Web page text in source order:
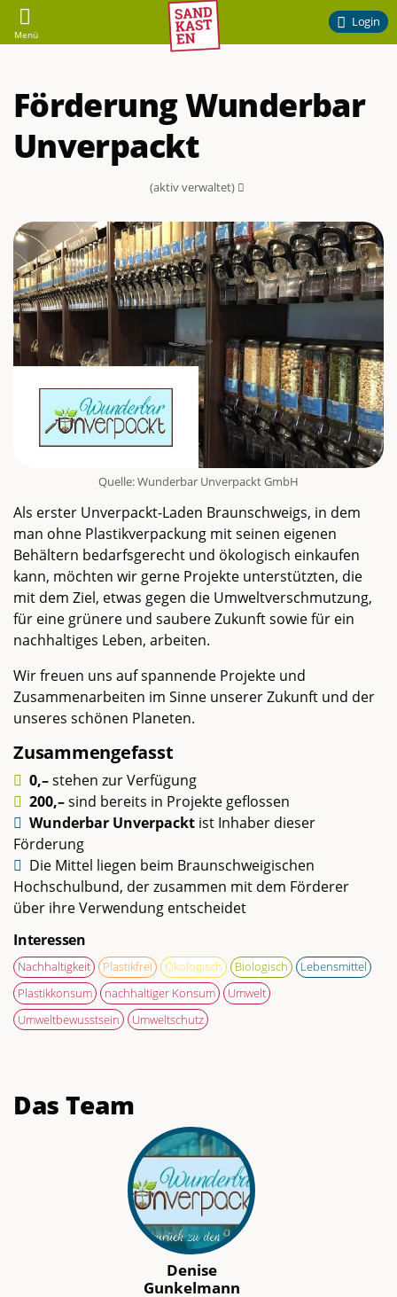
Sandkasten
Ehrenamtliches
Engagement
am
Campus
der
TU
Braunschweig
Menü
Login
Förderung Wunderbar
Unverpackt
(aktiv verwaltet)
Quelle: Wunderbar Unverpackt GmbH
Als erster Unverpackt-Laden Braunschweigs, in dem
man ohne Plastikverpackung mit seinen eigenen
Behältern bedarfsgerecht und ökologisch einkaufen
kann, möchten wir gerne Projekte unterstützten, die
mit dem Ziel, etwas gegen die Umweltverschmutzung,
für eine grünere und saubere Zukunft sowie für ein
nachhaltiges Leben, arbeiten.
Wir freuen uns auf spannende Projekte und
Zusammenarbeiten im Sinne unserer Zukunft und der
unseres schönen Planeten.
Zusammengefasst
0,–stehen zur Verfügung
200,–sind bereits in Projekte geflossen
Wunderbar Unverpackt ist Inhaber dieser
Förderung
Die Mittel liegen beim Braunschweigischen
Hochschulbund, der zusammen mit dem Förderer
über ihre Verwendung entscheidet
Interessen
Nachhaltigkeit Plastikfrei Ökologisch Biologisch
Lebensmittel
Plastikkonsum
nachhaltiger Konsum
Umwelt
Umweltbewusstsein
Umweltschutz
Das Team
Denise
Gunkelmann